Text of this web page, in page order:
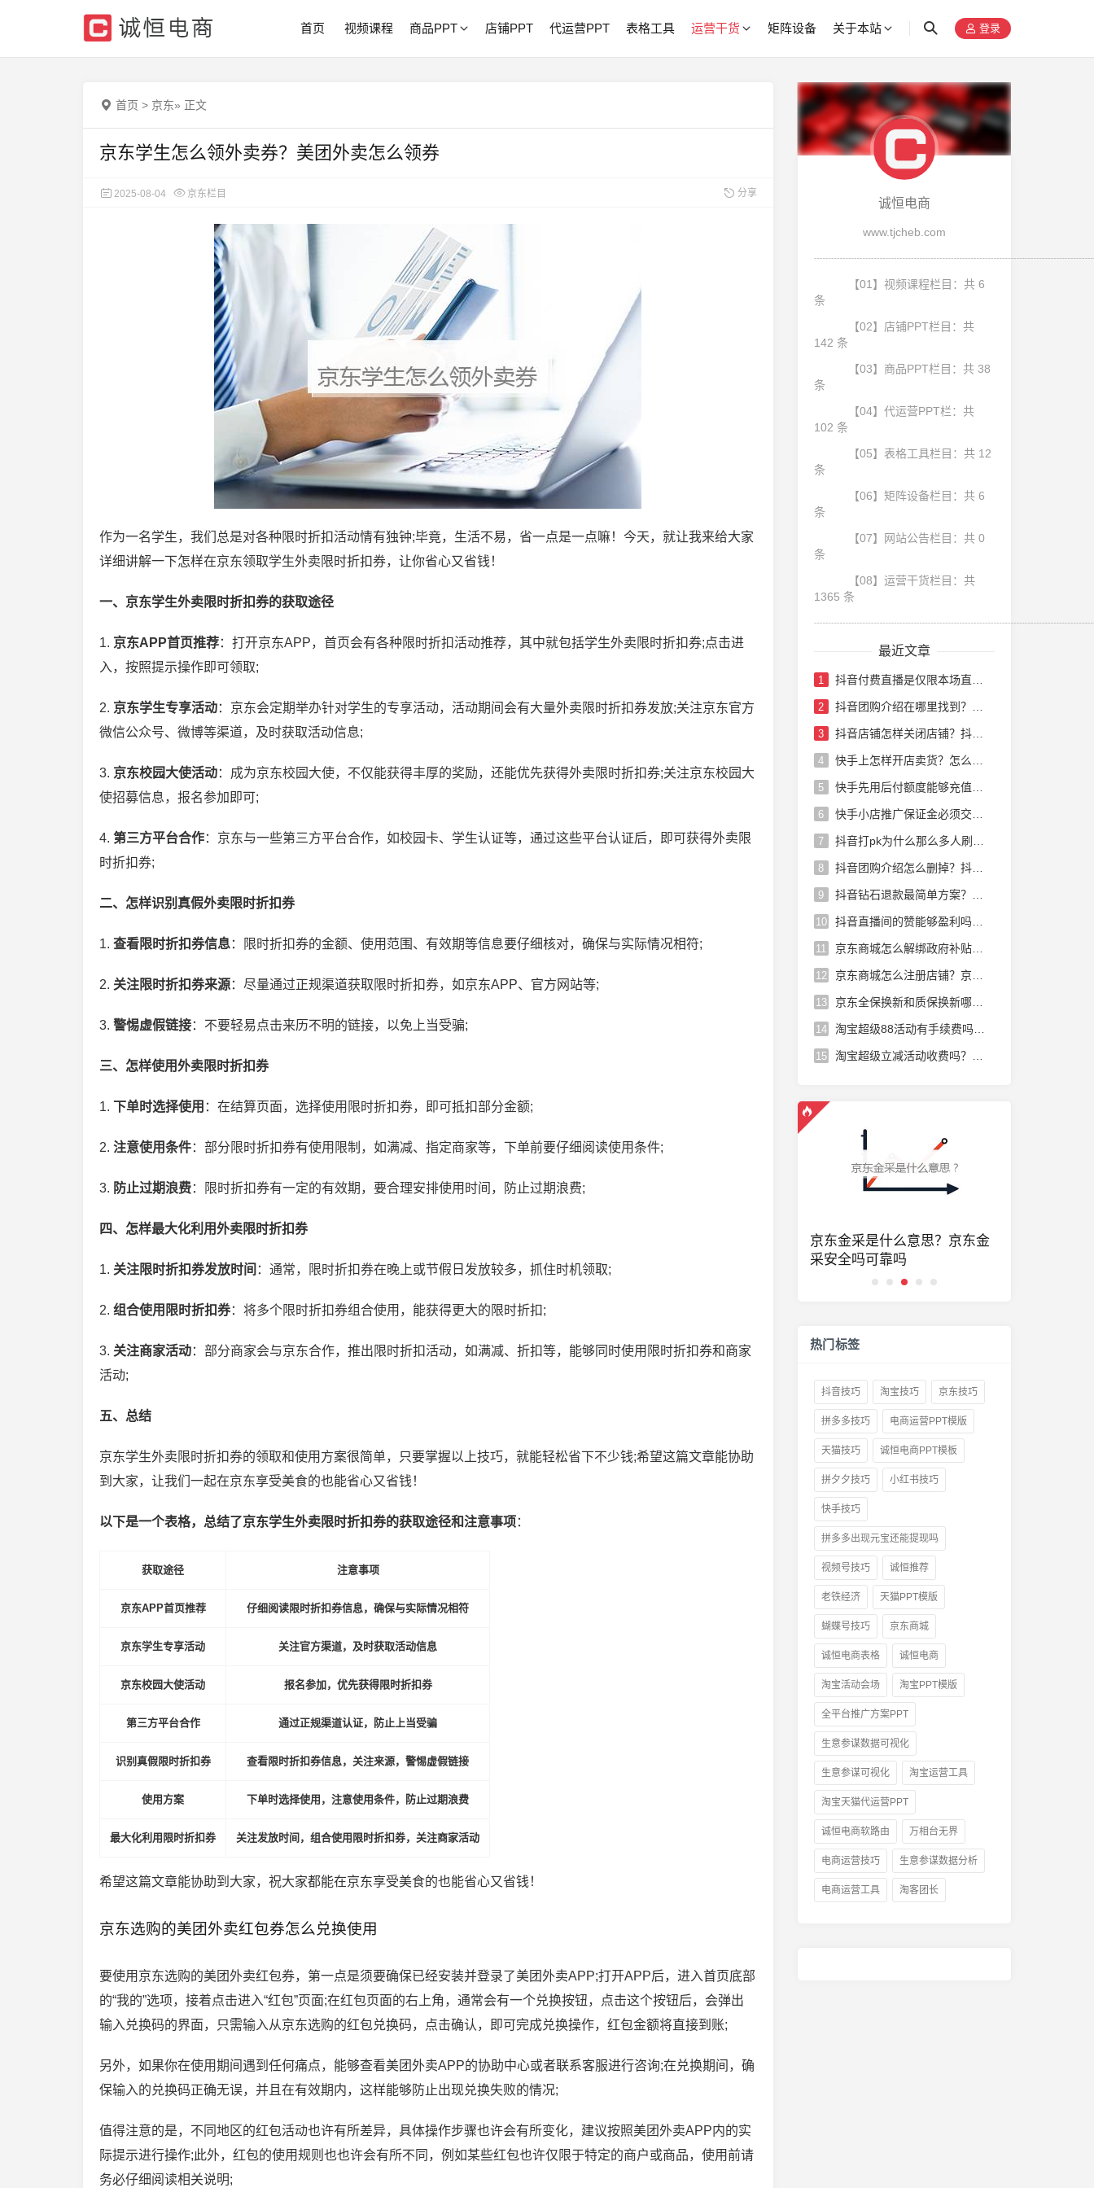
首页 视频课程 商品PPT 店铺PPT 代运营PPT 表格工具 运营干货 矩阵设备 关于本站 登录
京东金采是什么意思？京东金
首页 > 京东» 正文
京东学生怎么领外卖券？美团外卖怎么领券
2025-08-04 京东栏目 分享
作为一名学生，我们总是对各种限时折扣活动情有独钟;毕竟，生活不易，省一点是一点嘛！今天，就让我来给大家
详细讲解一下怎样在京东领取学生外卖限时折扣券，让你省心又省钱！
一、京东学生外卖限时折扣券的获取途径
1. 京东APP首页推荐：打开京东APP，首页会有各种限时折扣活动推荐，其中就包括学生外卖限时折扣券;点击进
入，按照提示操作即可领取;
2. 京东学生专享活动：京东会定期举办针对学生的专享活动，活动期间会有大量外卖限时折扣券发放;关注京东官方
微信公众号、微博等渠道，及时获取活动信息;
3. 京东校园大使活动：成为京东校园大使，不仅能获得丰厚的奖励，还能优先获得外卖限时折扣券;关注京东校园大
使招募信息，报名参加即可;
4. 第三方平台合作：京东与一些第三方平台合作，如校园卡、学生认证等，通过这些平台认证后，即可获得外卖限
时折扣券;
二、怎样识别真假外卖限时折扣券
1. 查看限时折扣券信息：限时折扣券的金额、使用范围、有效期等信息要仔细核对，确保与实际情况相符;
2. 关注限时折扣券来源：尽量通过正规渠道获取限时折扣券，如京东APP、官方网站等;
3. 警惕虚假链接：不要轻易点击来历不明的链接，以免上当受骗;
三、怎样使用外卖限时折扣券
1. 下单时选择使用 ：在结算页面，选择使用限时折扣券，即可抵扣部分金额;
2. 注意使用条件：部分限时折扣券有使用限制，如满减、指定商家等，下单前要仔细阅读使用条件;
3. 防止过期浪费：限时折扣券有一定的有效期，要合理安排使用时间，防止过期浪费;
四、怎样最大化利用外卖限时折扣券
1. 关注限时折扣券发放时间 ：通常，限时折扣券在晚上或节假日发放较多，抓住时机领取;
2. 组合使用限时折扣券：将多个限时折扣券组合使用，能获得更大的限时折扣;
3. 关注商家活动：部分商家会与京东合作，推出限时折扣活动，如满减、折扣等，能够同时使用限时折扣券和商家
活动;
五、总结
京东学生外卖限时折扣券的领取和使用方案很简单，只要掌握以上技巧，就能轻松省下不少钱;希望这篇文章能协助
到大家，让我们一起在京东享受美食的也能省心又省钱！
以下是一个表格，总结了京东学生外卖限时折扣券的获取途径和注意事项 ：
获取途径 注意事项
京东APP首页推荐 仔细阅读限时折扣券信息，确保与实际情况相符
京东学生专享活动 关注官方渠道，及时获取活动信息
京东校园大使活动 报名参加，优先获得限时折扣券
第三方平台合作 通过正规渠道认证，防止上当受骗
识别真假限时折扣券 查看限时折扣券信息，关注来源，警惕虚假链接
使用方案 下单时选择使用，注意使用条件，防止过期浪费
最大化利用限时折扣券 关注发放时间，组合使用限时折扣券，关注商家活动
希望这篇文章能协助到大家，祝大家都能在京东享受美食的也能省心又省钱！
京东选购的美团外卖红包券怎么兑换使用
要使用京东选购的美团外卖红包券，第一点是须要确保已经安装并登录了美团外卖APP;打开APP后，进入首页底部
的“我的”选项，接着点击进入“红包”页面;在红包页面的右上角，通常会有一个兑换按钮，点击这个按钮后，会弹出
输入兑换码的界面，只需输入从京东选购的红包兑换码，点击确认，即可完成兑换操作，红包金额将直接到账;
另外，如果你在使用期间遇到任何痛点，能够查看美团外卖APP的协助中心或者联系客服进行咨询;在兑换期间，确
保输入的兑换码正确无误，并且在有效期内，这样能够防止出现兑换失败的情况;
值得注意的是，不同地区的红包活动也许有所差异，具体操作步骤也许会有所变化，建议按照美团外卖APP内的实
际提示进行操作;此外，红包的使用规则也也许会有所不同，例如某些红包也许仅限于特定的商户或商品，使用前请
务必仔细阅读相关说明;
诚恒电商
www.tjcheb.com
【01】视频课程栏目：共 6
条
【02】店铺PPT栏目：共
142 条
【03】商品PPT栏目：共 38
条
【04】代运营PPT栏：共
102 条
【05】表格工具栏目：共 12
条
【06】矩阵设备栏目：共 6
条
【07】网站公告栏目：共 0
条
【08】运营干货栏目：共
1365 条
最近文章
1
2
3 抖音店铺怎样关闭店铺？抖音店铺怎么运营
4
5
6
7
8 抖音团购介绍怎么删掉？抖音团购消费后的介绍怎么删除
9
10 抖音直播间的赞能够盈利吗？抖音直播的赞能赚钱吗
11 京东商城怎么解绑政府补贴？京东领取的政府补贴怎么解绑
12 京东商城怎么注册店铺？京东商城店铺怎么入驻入驻步骤有哪些
13 京东全保换新和质保换新哪个划算？京东全保换新和全保修哪个好
14 淘宝超级88活动有手续费吗？淘宝超级88会员有用吗
15
客服考试题及答案
加吗？京东plus上限了还能续
费吗
里？京东线上客服招聘入口
会员店靠谱不
京东金采是什么意思？京东金
采安全吗可靠吗
热门标签
抖音技巧 淘宝技巧 京东技巧
拼多多技巧 电商运营PPT模版
天猫技巧 诚恒电商PPT模板
拼夕夕技巧 小红书技巧
快手技巧
拼多多出现元宝还能提现吗
视频号技巧 诚恒推荐
老铁经济 天猫PPT模版
蝴蝶号技巧 京东商城
诚恒电商表格 诚恒电商
淘宝活动会场 淘宝PPT模版
全平台推广方案PPT
生意参谋数据可视化
生意参谋可视化 淘宝运营工具
淘宝天猫代运营PPT
诚恒电商软路由 万相台无界
电商运营技巧 生意参谋数据分析
电商运营工具 淘客团长